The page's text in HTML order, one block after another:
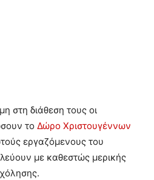
στη διάθεση τους οι
το Δώρο Χριστουγέννων
εργαζόμενους του
με καθεστώς μερικής